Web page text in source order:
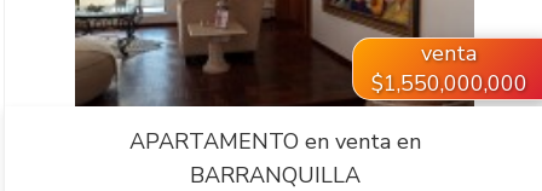
venta
$1,550,000,000
APARTAMENTO en venta en
BARRANQUILLA